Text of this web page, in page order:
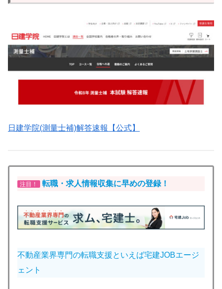
日建学院(測量士補)解答速報【公式】
注目！ 転職・求人情報収集に早めの登録！
不動産業界専門の転職支援といえば宅建JOBエージ
ェント